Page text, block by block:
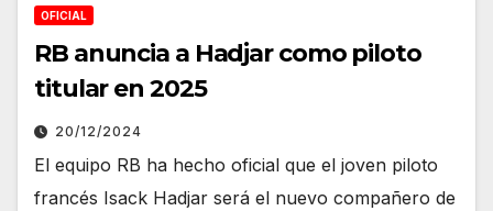
OFICIAL
RB anuncia a Hadjar como piloto
titular en 2025
20/12/2024
El equipo RB ha hecho oficial que el joven piloto
francés Isack Hadjar será el nuevo compañero de